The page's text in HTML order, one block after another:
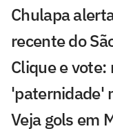
Chulapa
recente do
Clique e vote:
'paternidade'
Veja gols em